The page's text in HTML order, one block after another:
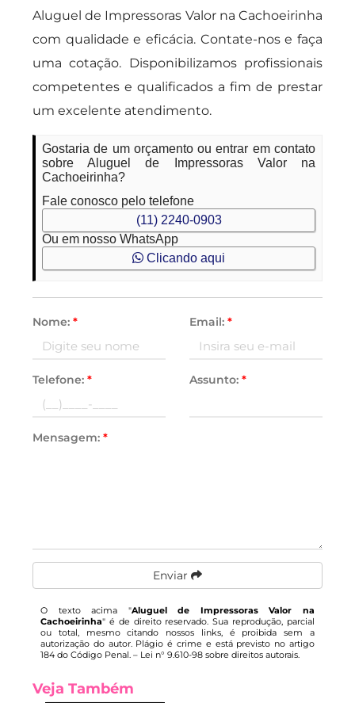
Aluguel de Impressoras Valor na Cachoeirinha
com qualidade e eficácia. Contate-nos e faça
uma cotação. Disponibilizamos profissionais
competentes e qualificados a fim de prestar
um excelente atendimento.
Gostaria de um orçamento ou entrar em contato
sobre Aluguel de Impressoras Valor na
Cachoeirinha?
Fale conosco pelo telefone
(11) 2240-0903
Ou em nosso WhatsApp
Clicando aqui
Nome:* Email: *
Telefone:* Assunto: *
Mensagem:*
Enviar
O texto acima "Aluguel de Impressoras Valor na
Cachoeirinha" é de direito reservado. Sua reprodução, parcial
ou total, mesmo citando nossos links, é proibida sem a
autorização do autor. Plágio é crime e está previsto no artigo
184 do Código Penal. – Lei n° 9.610-98 sobre direitos autorais.
Veja Também